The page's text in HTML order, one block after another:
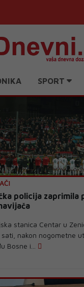
SPORT
policija zaprimila
stanica Centar u
sati, nakon nogometne
Bosne i...